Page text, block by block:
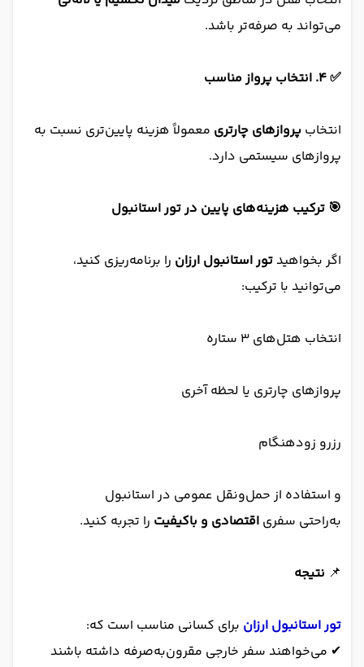
می‌تواند به صرفه‌تر باشد.
✅ ۴. انتخاب پرواز مناسب
انتخاب پروازهای چارتری معمولاً هزینه پایین‌تری نسبت به
پروازهای سیستمی دارد.
🎯 ترکیب هزینه‌های پایین در تور استانبول
اگر بخواهیدتور استانبول ارزان را برنامه‌ریزی کنید،
می‌توانید با ترکیب:
انتخاب هتل‌های ۳ ستاره
پروازهای چارتری یا لحظه آخری
رزرو زودهنگام
و استفاده از حمل‌ونقل عمومی در استانبول
به‌راحتی سفری اقتصادی و باکیفیت را تجربه کنید.
📌 نتیجه
تور استانبول ارزان برای کسانی مناسب است که:
✔ می‌خواهند سفر خارجی مقرون‌به‌صرفه داشته باشند